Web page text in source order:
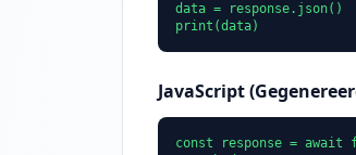
data = response.json()
print(data)
JavaScript
const response =